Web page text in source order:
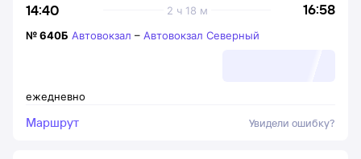
14:40 16:58
2 ч 18 м
ежедневно
№640Б Автовокзал – Автовокзал Северный
Маршрут Увидели ошибку?